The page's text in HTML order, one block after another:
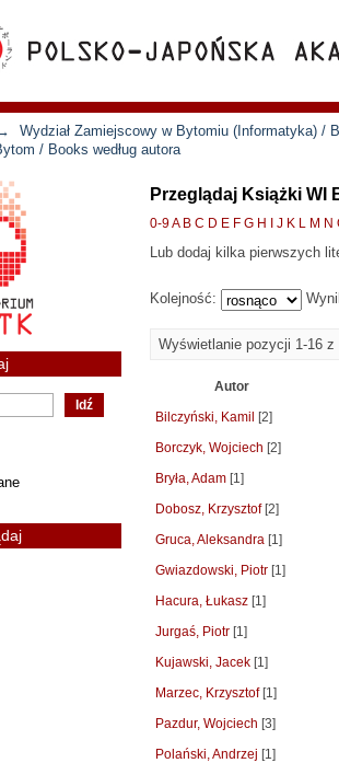
Wydział Zamiejscowy w Bytomiu (Informatyka) /
/ Books według autora
Przeglądaj Książki WI
0-9A B C D E F G H J K L M N
Lub dodaj kilka pierwszych
Kolejność:
Wyświetlanie pozycji 1-16 z
Autor
Bilczyński, Kamil
[2]
Borczyk, Wojciech [2]
Bryła, Adam [1]
Dobosz, Krzysztof[2]
Gruca, Aleksandra [1]
Gwiazdowski, Piotr [1]
Hacura, Łukasz [1]
Jurgaś, Piotr [1]
Kujawski, Jacek [1]
Marzec, Krzysztof[1]
Pazdur, Wojciech [3]
Polański, Andrzej [1]